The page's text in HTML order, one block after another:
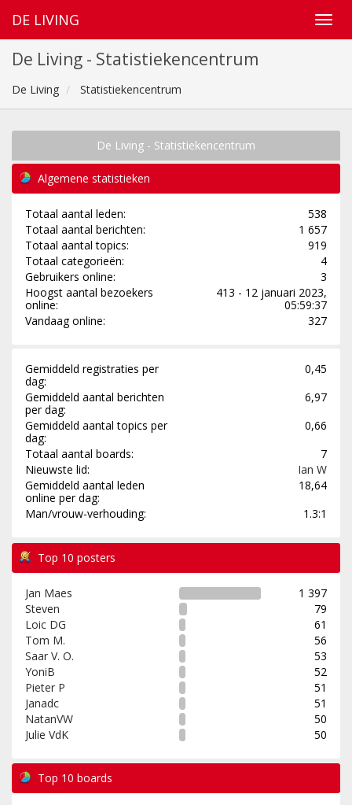
DE LIVING
De Living - Statistiekencentrum
De Living Statistiekencentrum
De Living - Statistiekencentrum
Algemene statistieken
Totaal aantal leden:
538
Totaal aantal berichten:
1 657
Totaal aantal topics:
919
Totaal categorieën:
4
Gebruikers online:
3
Hoogst aantal bezoekers
online:
413 - 12 januari 2023,
05:59:37
Vandaag online:
327
Gemiddeld registraties per
dag:
0,45
Gemiddeld aantal berichten
per dag:
6,97
Gemiddeld aantal topics per
dag:
0,66
Totaal aantal boards:
7
Nieuwste lid:
Ian W
Gemiddeld aantal leden
online per dag:
18,64
Man/vrouw-verhouding:
1.3:1
Top 10 posters
Jan Maes
1 397
Steven
79
Loic DG
61
Tom M.
56
Saar V. O.
53
YoniB
52
Pieter P
51
Janadc
51
NatanVW
50
Julie VdK
50
Top 10 boards